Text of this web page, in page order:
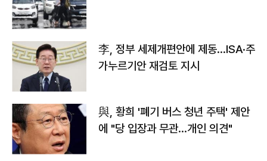
李, 정부 세제개편안에 제동…ISA·주
가누르기안 재검토 지시
與, 황희 '폐기 버스 청년 주택' 제안
에 "당 입장과 무관…개인 의견"